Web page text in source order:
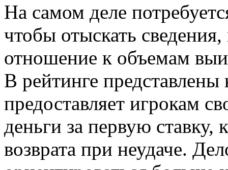
На самом деле
чтобы отыскать
отношение к объемам
В рейтинге
предоставляет игрокам
деньги за первую ставку,
возврата при неудаче.